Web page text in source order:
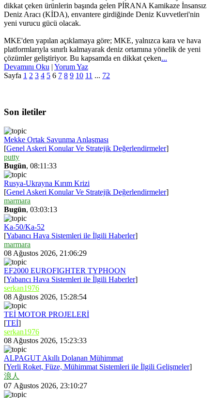
dikkat çeken ürünlerin başında gelen PİRANA Kamikaze İnsansız
Deniz Aracı (KİDA), envantere girdiğinde Deniz Kuvvetleri'nin
yeni vurucu gücü olacak.
MKE'den yapılan açıklamaya göre; MKE, yalnızca kara ve hava
platformlarıyla sınırlı kalmayarak deniz ortamına yönelik de yeni
çözümler geliştiriyor. Bu kapsamda en dikkat çeken...
Devamını Oku | Yorum Yaz
Sayfa 1 2 3 4 5 6 7 8 9 10 11 ... 72
Son iletiler
Mekke Ortak Savunma Anlaşması
[Genel Askeri Konular Ve Stratejik Değerlendirmeler]
putty
Bugün, 08:11:33
Rusya-Ukrayna Kırım Krizi
[Genel Askeri Konular Ve Stratejik Değerlendirmeler]
marmara
Bugün, 03:03:13
Ka-50/Ka-52
[Yabancı Hava Sistemleri ile İlgili Haberler]
marmara
08 Ağustos 2026, 21:06:29
EF2000 EUROFIGHTER TYPHOON
[Yabancı Hava Sistemleri ile İlgili Haberler]
serkan1976
08 Ağustos 2026, 15:28:54
TEİ MOTOR PROJELERİ
[TEİ]
serkan1976
08 Ağustos 2026, 15:23:33
ALPAGUT Akıllı Dolanan Mühimmat
[Yerli Roket, Füze, Mühimmat Sistemleri ile İlgili Gelişmeler]
浪人
07 Ağustos 2026, 23:10:27